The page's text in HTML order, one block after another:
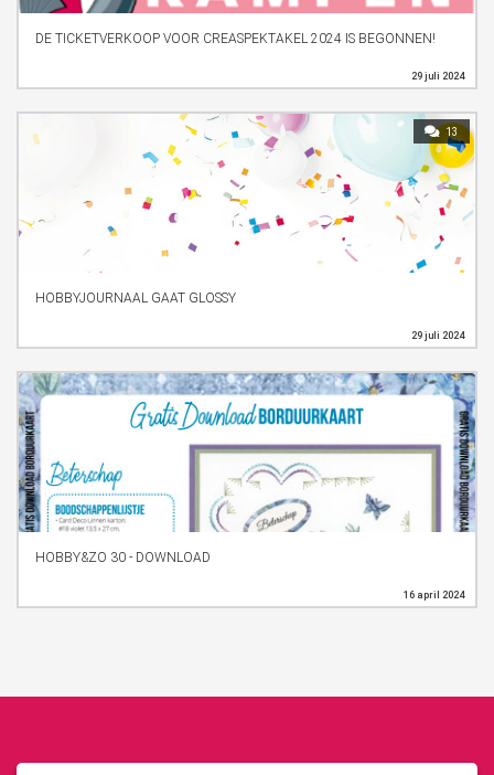
DE TICKETVERKOOP VOOR CREASPEKTAKEL 2024 IS BEGONNEN!
29 juli 2024
13
HOBBYJOURNAAL GAAT GLOSSY
29 juli 2024
HOBBY&ZO 30 - DOWNLOAD
16 april 2024